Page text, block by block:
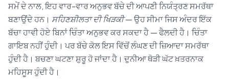
ਸਮੇਂ ਦੇ ਨਾਲ, ਇਹ ਵਾਰ-ਵਾਰ ਅਨੁਭਵ ਬੱਚੇ ਦੀ ਆਪਣੀ ਨਿਯੰਤ੍ਰਣ ਸਮਰੱਥਾ
ਬਣਾਉਂਦੇ ਹਨ। ਸਹਿਣਸ਼ੀਲਤਾ ਦੀ ਖਿੜਕੀ— ਉਹ ਸੀਮਾ ਜਿਸ ਅੰਦਰ ਇੱਕ
ਬੱਚਾ ਹਾਵੀ ਹੋਏ ਬਿਨਾਂ ਚਿੰਤਾ ਅਨੁਭਵ ਕਰ ਸਕਦਾ ਹੈ — ਫੈਲਦੀ ਹੈ। ਚਿੰਤਾ
ਗਾਇਬ ਨਹੀਂ ਹੁੰਦੀ। ਪਰ ਬੱਚੇ ਕੋਲ ਇਸ ਵਿੱਚੋਂ ਲੰਘਣ ਦੀ ਜ਼ਿਆਦਾ ਸਮਰੱਥਾ
ਹੁੰਦੀ ਹੈ। ਬਚਣਾ ਘਟਣਾ ਸ਼ੁਰੂ ਹੋ ਜਾਂਦਾ ਹੈ। ਦੁਨੀਆ ਥੋੜੀ ਘੱਟ ਖ਼ਤਰਨਾਕ
ਮਹਿਸੂਸ ਹੁੰਦੀ ਹੈ।